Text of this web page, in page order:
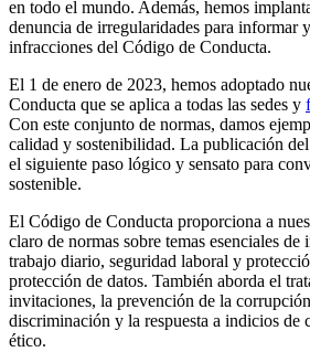
en todo el mundo. Además, hemos
denuncia de irregularidades para informar
infracciones del Código de Conducta.
El 1 de enero de 2023, hemos adoptado
Conducta que se aplica a todas las sedes y
Con este conjunto de normas, damos
calidad y sostenibilidad. La publicación
el siguiente paso lógico y sensato para
sostenible.
El Código de Conducta proporciona a
claro de normas sobre temas esenciales de
trabajo diario, seguridad laboral y
protección de datos. También aborda el
invitaciones, la prevención de la
discriminación y la respuesta a indicios de
ético.